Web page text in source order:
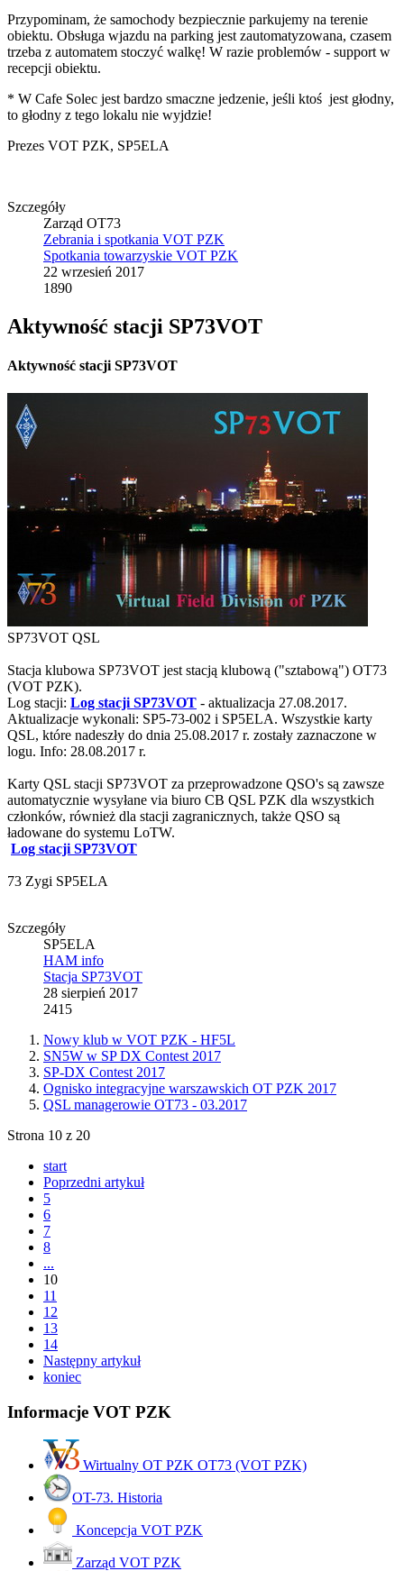
Przypominam, że samochody bezpiecznie parkujemy na terenie
obiektu. Obsługa wjazdu na parking jest zautomatyzowana, czasem
trzeba z automatem stoczyć walkę! W razie problemów - support w
recepcji obiektu.
* W Cafe Solec jest bardzo smaczne jedzenie, jeśli ktoś jest głodny,
to głodny z tego lokalu nie wyjdzie!
Prezes VOT PZK, SP5ELA
Szczegóły
Zarząd OT73
Zebrania i spotkania VOT PZK
Spotkania towarzyskie VOT PZK
22 wrzesień 2017
1890
Aktywność stacji SP73VOT
Aktywność stacji SP73VOT
SP73VOT QSL
Stacja klubowa SP73VOT jest stacją klubową ("sztabową") OT73
(VOT PZK).
Log stacji: Log stacji SP73VOT - aktualizacja 27.08.2017.
Aktualizacje wykonali: SP5-73-002 i SP5ELA. Wszystkie karty
QSL, które nadeszły do dnia 25.08.2017 r. zostały zaznaczone w
logu. Info: 28.08.2017 r.
Karty QSL stacji SP73VOT za przeprowadzone QSO's są zawsze
automatycznie wysyłane via biuro CB QSL PZK dla wszystkich
członków, również dla stacji zagranicznych, także QSO są
ładowane do systemu LoTW.
Log stacji SP73VOT
73 Zygi SP5ELA
Szczegóły
SP5ELA
HAM info
Stacja SP73VOT
28 sierpień 2017
2415
Nowy klub w VOT PZK - HF5L
SN5W w SP DX Contest 2017
SP-DX Contest 2017
Ognisko integracyjne warszawskich OT PZK 2017
QSL managerowie OT73 - 03.2017
Strona 10 z 20
start
Poprzedni artykuł
5
6
7
8
...
10
11
12
13
14
Następny artykuł
koniec
Informacje VOT PZK
Wirtualny OT PZK OT73 (VOT PZK)
OT-73. Historia
Koncepcja VOT PZK
Zarząd VOT PZK